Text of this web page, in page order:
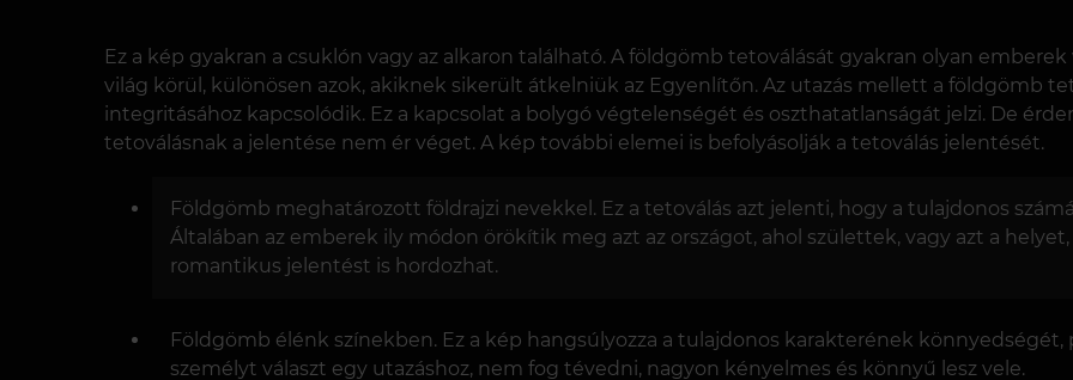
Ez a kép gyakran a csuklón vagy az alkaron található. A földgömb tetoválását gyakran olyan
világ körül, különösen azok, akiknek sikerült átkelniük az Egyenlítőn. Az utazás mellett a földgömb
integritásához kapcsolódik. Ez a kapcsolat a bolygó végtelenségét és oszthatatlanságát jelzi. De
tetoválásnak a jelentése nem ér véget. A kép további elemei is befolyásolják a tetoválás jelentését.
Földgömb meghatározott földrajzi nevekkel. Ez a tetoválás azt jelenti, hogy a tulajdonos
Általában az emberek ily módon örökítik meg azt az országot, ahol születtek, vagy azt a
romantikus jelentést is hordozhat.
Földgömb élénk színekben. Ez a kép hangsúlyozza a tulajdonos karakterének könnyedségét,
személyt választ egy utazáshoz, nem fog tévedni, nagyon kényelmes és könnyű lesz vele.